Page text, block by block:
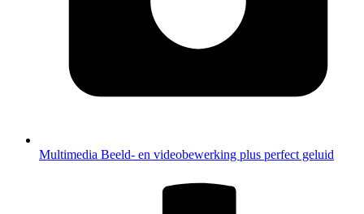
Multimedia Beeld- en videobewerking plus perfect geluid